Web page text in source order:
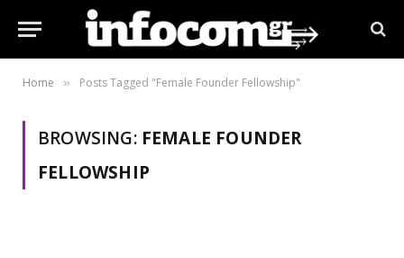
Home » Posts Tagged "Female Founder Fellowship"
BROWSING: FEMALE FOUNDER
FELLOWSHIP